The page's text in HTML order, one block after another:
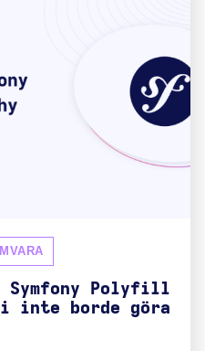
Symfony Polyfill
borde göra